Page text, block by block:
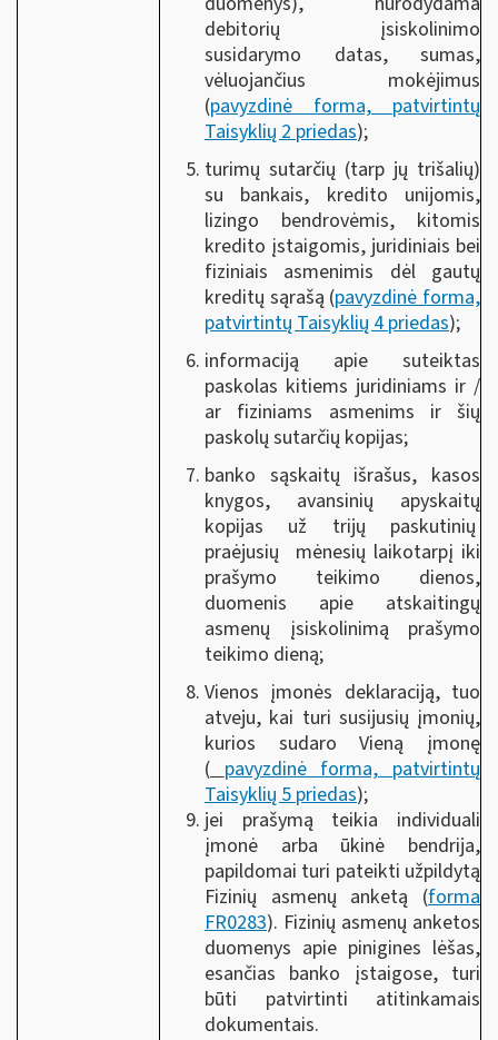
debitorių įsiskolinimo
susidarymo datas, sumas,
vėluojančius mokėjimus
(pavyzdinė forma, patvirtintų
Taisyklių 2 priedas);
turimų sutarčių (tarp jų trišalių)
su bankais, kredito unijomis,
lizingo bendrovėmis, kitomis
kredito įstaigomis, juridiniais bei
fiziniais asmenimis dėl gautų
kreditų sąrašą (pavyzdinė forma,
patvirtintų Taisyklių 4 priedas);
informaciją apie suteiktas
paskolas kitiems juridiniams ir /
ar fiziniams asmenims ir šių
paskolų sutarčių kopijas;
banko sąskaitų išrašus, kasos
knygos, avansinių apyskaitų
kopijas už trijų paskutinių
praėjusių mėnesių laikotarpį iki
prašymo teikimo dienos,
duomenis apie atskaitingų
asmenų įsiskolinimą prašymo
teikimo dieną;
Vienos įmonės deklaraciją, tuo
atveju, kai turi susijusių įmonių,
kurios sudaro Vieną įmonę
( pavyzdinė forma, patvirtintų
Taisyklių 5 priedas);
jei prašymą teikia individuali
įmonė arba ūkinė bendrija,
papildomai turi pateikti užpildytą
Fizinių asmenų anketą (forma
FR0283). Fizinių asmenų anketos
duomenys apie pinigines lėšas,
esančias banko įstaigose, turi
būti patvirtinti atitinkamais
dokumentais.